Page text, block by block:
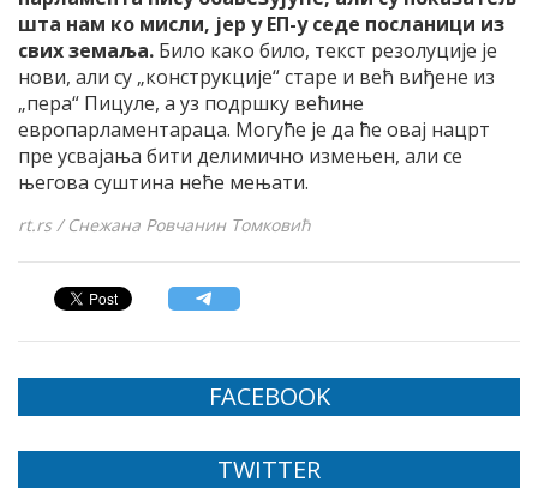
шта нам ко мисли, јер у ЕП-у седе посланици из
свих земаља. Било како било, текст резолуције је
нови, али су „конструкције“ старе и већ виђене из
„пера“ Пицуле, а уз подршку већине
европарламентараца. Могуће је да ће овај нацрт
пре усвајања бити делимично измењен, али се
његова суштина неће мењати.
rt.rs / Снежана Ровчанин Томковић
FACEBOOK
TWITTER